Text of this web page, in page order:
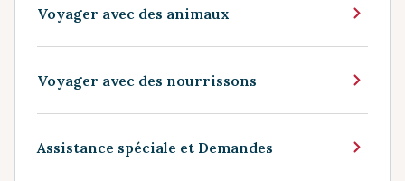
Voyager avec des animaux
Voyager avec des nourrissons
Assistance spéciale et Demandes